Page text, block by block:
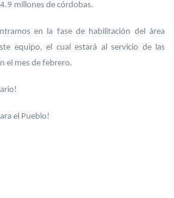
millones de córdobas.
en la fase de habilitación del área
equipo, el cual estará al servicio de las
el mes de febrero.
el Pueblo!